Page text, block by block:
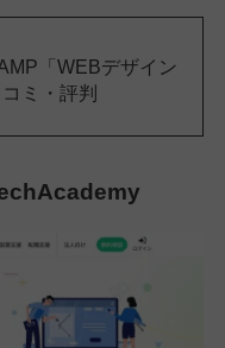
「WEBデザイン
ミ・評判